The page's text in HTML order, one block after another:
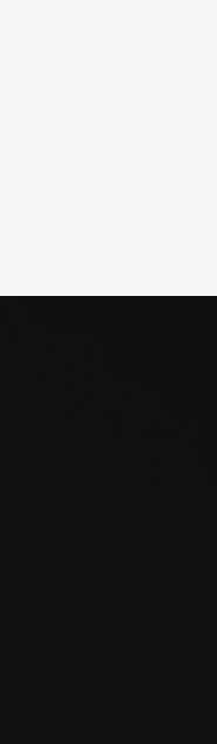
партнер